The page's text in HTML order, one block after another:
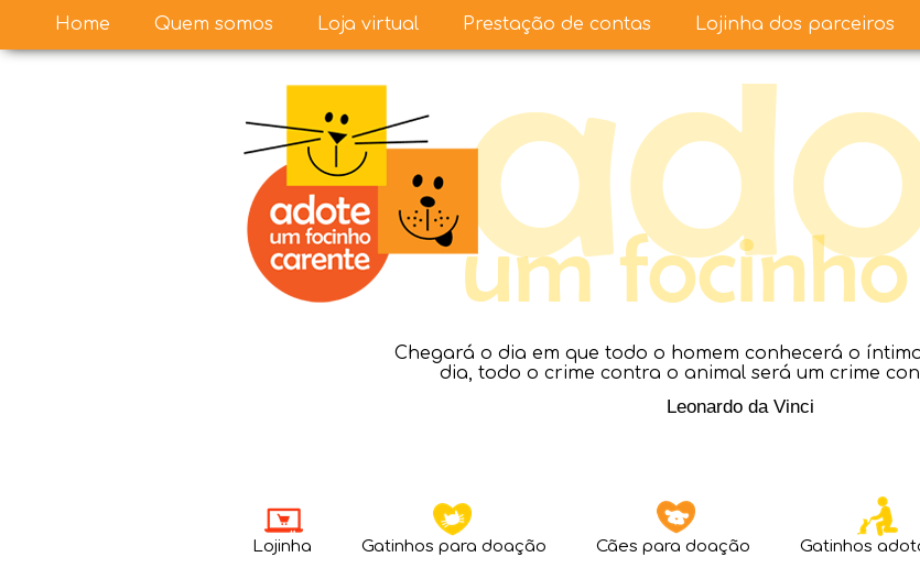
Chegará o dia em que todo o homem conhecerá o
dia, todo o crime contra o animal será um crime
Leonardo da Vinci
Lojinha Gatinhos para doação Cães para doação Gatinhos
Home Quem somos Loja virtual Prestação de contas Lojinha dos parceiros